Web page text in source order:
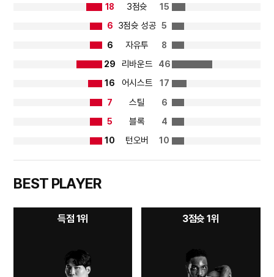
18
6
6
29
16
7
5
10
3점슛
3점슛 성공
자유투
리바운드
어시스트
스틸
블록
턴오버
15
5
8
46
17
6
4
10
BEST PLAYER
득점 1위 3점슛 1위